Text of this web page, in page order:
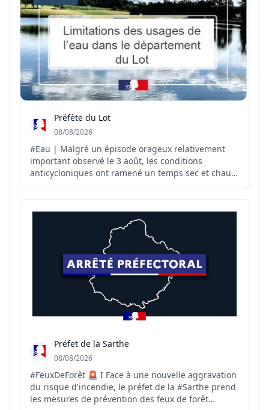
Préfète du Lot
08/08/2026
#Eau | Malgré un épisode orageux relativement
important observé le 3 août, les conditions
anticycloniques ont ramené un temps sec et chaud
de précipitations pour les prochains jours, hormis
de faibles précipitations possibles sur le relief.
Préfet de la Sarthe
08/08/2026
#FeuxDeForêt 🚨 I Face à une nouvelle aggravation
du risque d'incendie, le préfet de la #Sarthe prend
les mesures de prévention des feux de forêt